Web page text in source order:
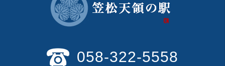
058-322-5558